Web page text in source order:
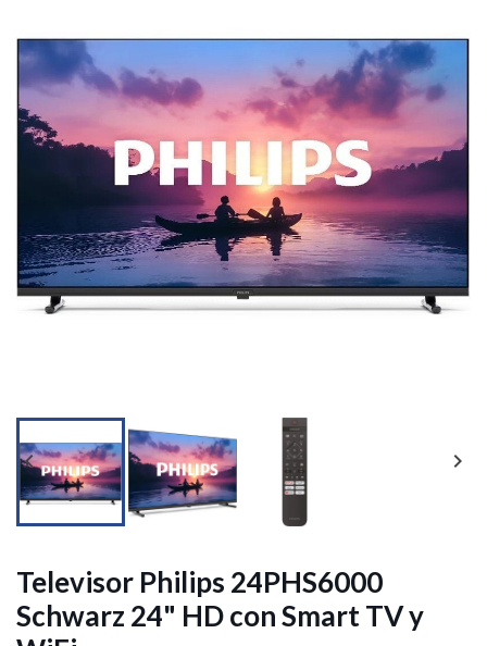

 
Televisor Philips 24PHS6000
Schwarz 24" HD con Smart TV y